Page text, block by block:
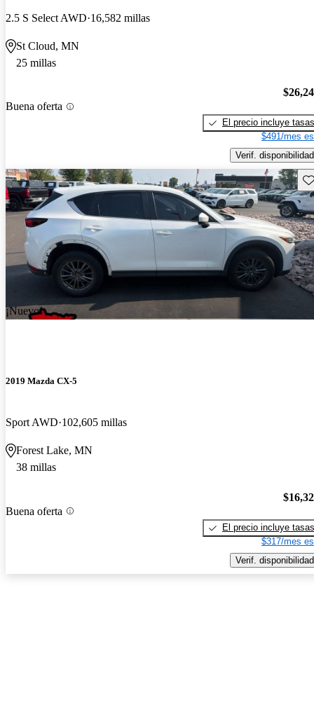
2.5 S Select AWD 16,582 millas
St Cloud, MN
25 millas
Buena oferta
El precio incluye tasas
$491/mes
Verif. disponibilidad
¡Nuevo!
2019 Mazda CX-5
Sport AWD 102,605 millas
Forest Lake, MN
38 millas
Buena oferta
El precio incluye tasas
$317/mes
Verif. disponibilidad